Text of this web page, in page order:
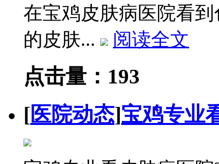
在宝鸡皮肤病医院看
的皮肤...
阅读全文
点击量：193
[医院动态]宝鸡专业